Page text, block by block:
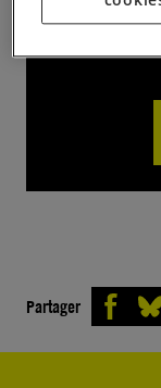
Trouvez
Partager